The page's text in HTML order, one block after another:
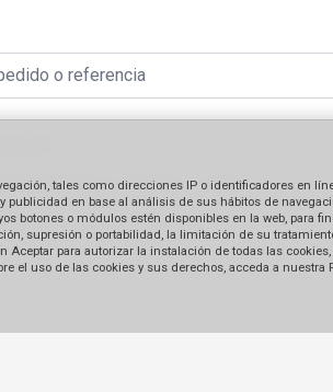
tales como direcciones IP o identificadores en
publicidad en base al análisis de sus hábitos de
botones o módulos estén disponibles en la web, para
supresión o portabilidad, la limitación de su
Aceptar para autorizar la instalación de todas las
el uso de las cookies y sus derechos, acceda a